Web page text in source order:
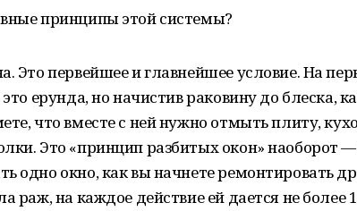
принципы этой системы?
Это первейшее и главнейшее условие. На
ерунда, но начистив раковину до блеска,
что вместе с ней нужно отмыть плиту,
Это «принцип разбитых окон» наоборот
одно окно, как вы начнете ремонтировать
раж, на каждое действие ей дается не более